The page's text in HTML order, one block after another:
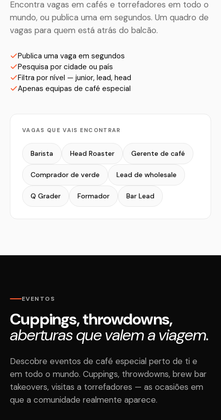
Encontra vagas em cafés e torrefadores em todo o
mundo, ou publica uma em segundos. Um quadro de
vagas para quem está atrás do balcão.
Publica uma vaga em segundos
Pesquisa por cidade ou país
Filtra por nível — junior, lead, head
Apenas equipas de café especial
VAGAS QUE VAIS ENCONTRAR
Barista Head Roaster Gerente de café
Comprador de verde Lead de wholesale
Q Grader Formador Bar Lead
EVENTOS
Cuppings, throwdowns,
aberturas que valem a viagem.
Descobre eventos de café especial perto de ti e
em todo o mundo. Cuppings, throwdowns, brew bar
takeovers, visitas a torrefadores — as ocasiões em
que a comunidade realmente aparece.